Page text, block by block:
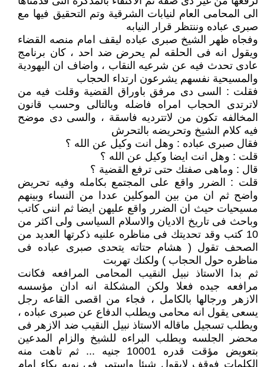
الى المحامى العام لنيابات الشرقية وتم التحقيق فيها مع
صبرى عباده وننتظر قرار النيابه
وفجاه ظهر الشيخ صبرى عباده ليقف امام منصه القضاء
ويقول انه فى الحلقه لم يحرض ضد احد ، كان برنامج
عادى تحدث فيه عن شرعيه النقاب ، واضاف ان اليهودية
والمسيحية نفسهم يشرعون ارتداء الحجاب
فقلت : السى دى مرفق باوراق القضية وقلت فيه من
لاترتدى الحجاب امراه فاضله وبالتالى وحسب قانون
المخالفه تكون من لاتترديه فاسقة ، والسى دى موضح
فيه كلام الشيخ وتحريضه بالتحرش
فقال صبرى عباده : وهل انت وكيل عن الله ؟
قلت : وهل انت ايضا وكيل عن الله ؟
قال : وماهى صفتك حتى ترفع القضية ؟
قلت : الضرر واقع على المجتمع بكامله وفيه تحريض
واضح ثم ان من بين الموكلين عددا من النساء وبينهم
مسيحيات حيث ان الضرر واقع عليهن ايضا ثم اننى كاتب
وباحث فى تاريخ الاديان والاسلام السياسى ولى اكثر من
10 كتب وقد تحديتك فى مناظره علنيه ذكرتها العديد من
الصحف تقول ( هشام حتاته يتحدى صبرى عباده فى
مناظره حول الحجاب ) ولكنك تهربت
ثم بدا الاستاذ نبيل النقيب المحامى المرافعه فكانت
مرافعه جيده فعلا ولكن المشكلة انه ادان مؤسسه
الازهر ورجالها بالكامل ، فجاء من اقصى القاعه رجل
يسعى يقول انه محامى ويطلب الدفاع عن صبرى عباده ،
ويطلب تسجيل ماقاله الاستاذ نبيل النقيب ضد الازهر فى
محضر الجلسه ويطلب البراءه للشيخ والزام المدعين
بتعويض مؤقت قدره 10001 جنيه ... ثم تاهت منه
الكلمات فوقف لايقول شيئا واستمر فى نوبه بكاء امام